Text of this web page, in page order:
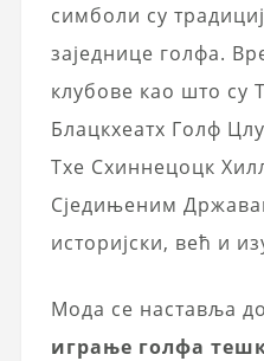
симболи су
заједнице голфа.
клубове као што су
Блацкхеатх Голф
Тхе Схиннецоцк
Сједињеним
историјски, већ и
Мода се наставља
играње голфа